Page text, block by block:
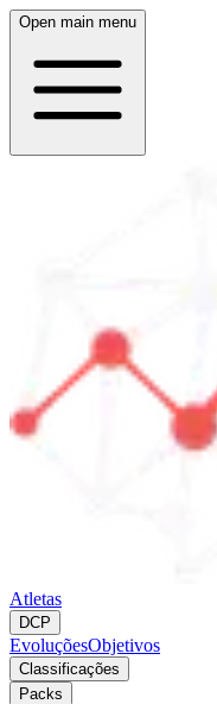
Open main menu
Atletas
DCP
EvoluçõesObjetivos
Classificações
Packs